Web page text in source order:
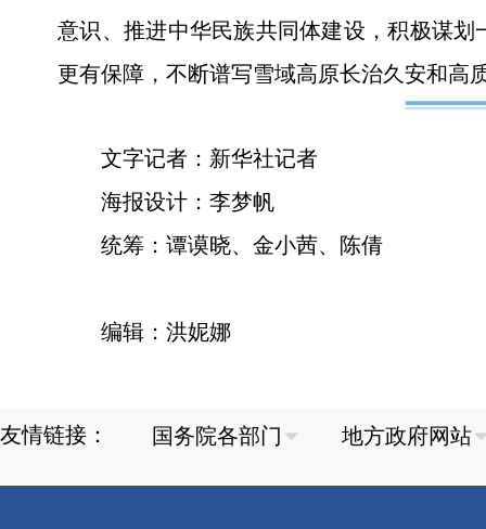
意识、推进中华民族共同体建设，积极谋
更有保障，不断谱写雪域高原长治久安和高
文字记者：新华社记者
海报设计：李梦帆
统筹：谭谟晓、金小茜、陈倩
编辑：洪妮娜
友情链接：